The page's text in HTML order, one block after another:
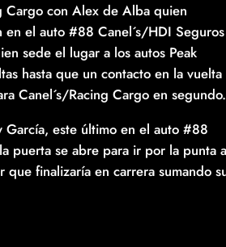
Cargo con Alex de Alba quien
el auto #88 Canel´s/HDI Seguros
sede el lugar a los autos Peak
hasta que un contacto en la vuelta
Canel´s/Racing Cargo en segundo.
este último en el auto #88
puerta se abre para ir por la punta a
finalizaría en carrera sumando